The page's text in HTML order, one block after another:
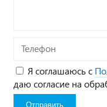
Телефон
Я соглашаюсь с
даю согласие на